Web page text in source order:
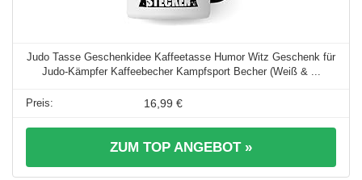
Judo Tasse Geschenkidee Kaffeetasse Humor Witz Geschenk für
Judo-Kämpfer Kaffeebecher Kampfsport Becher (Weiß & ...
16,99 €
ZUM TOP ANGEBOT »